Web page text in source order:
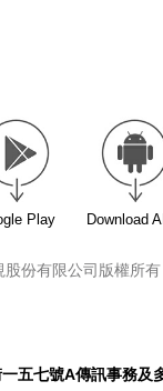
Play Download
份有限公司版權所有
五七號A傳訊事務及